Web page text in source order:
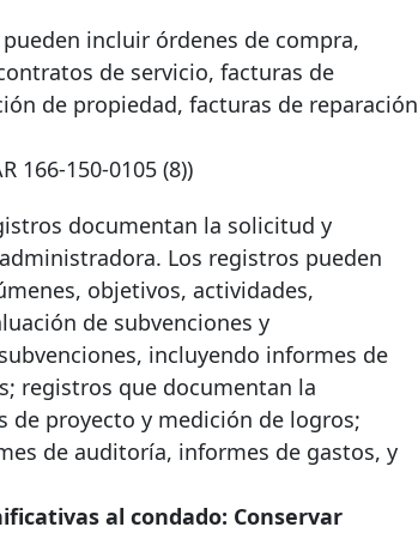
incluir órdenes de compra,
de servicio, facturas de
de propiedad, facturas de reparación
166-150-0105 (8))
documentan la solicitud y
Los registros pueden
objetivos, actividades,
de subvenciones y
incluyendo informes de
registros que documentan la
proyecto y medición de logros;
de auditoría, informes de gastos, y
al condado: Conservar